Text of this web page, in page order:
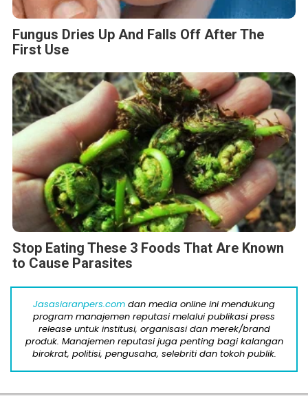
Fungus Dries Up And Falls Off After The
First Use
Stop Eating These 3 Foods That Are Known
to Cause Parasites
Jasasiaranpers.com dan media online ini mendukung
program manajemen reputasi melalui publikasi press
release untuk institusi, organisasi dan merek/brand
produk. Manajemen reputasi juga penting bagi kalangan
birokrat, politisi, pengusaha, selebriti dan tokoh publik.